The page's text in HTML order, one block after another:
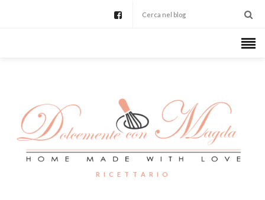
R I C E T T A R I O